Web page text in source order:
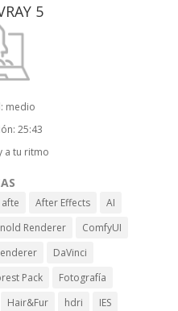
5
medio
25:43
a tu ritmo
afte After Effects
AI
Renderer
ComfyUI
DaVinci
Pack
Fotografía
Hair&Fur hdri IES